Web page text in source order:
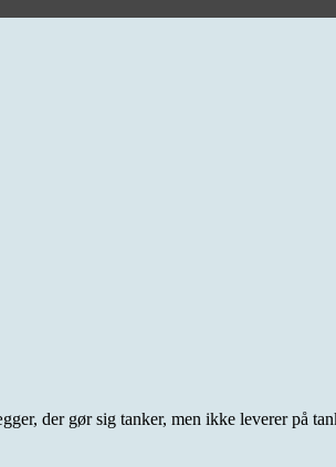
der gør sig tanker, men ikke leverer på